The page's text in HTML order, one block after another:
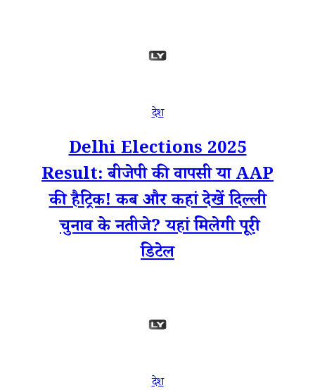
देश
Delhi Elections 2025
Result: बीजेपी की वापसी या AAP
की हैट्रिक! कब और कहां देखें दिल्ली
चुनाव के नतीजे? यहां मिलेगी पूरी
डिटेल
देश